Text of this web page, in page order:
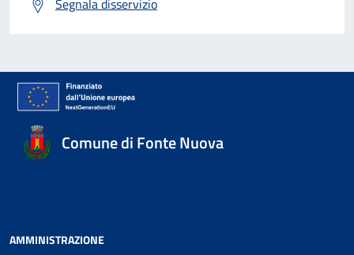
Segnala disservizio
Comune di Fonte Nuova
AMMINISTRAZIONE